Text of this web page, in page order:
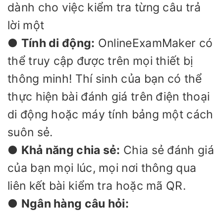
dành cho việc kiểm tra từng câu trả
lời một
● Tính di động: OnlineExamMaker có
thể truy cập được trên mọi thiết bị
thông minh! Thí sinh của bạn có thể
thực hiện bài đánh giá trên điện thoại
di động hoặc máy tính bảng một cách
suôn sẻ.
● Khả năng chia sẻ: Chia sẻ đánh giá
của bạn mọi lúc, mọi nơi thông qua
liên kết bài kiểm tra hoặc mã QR.
● Ngân hàng câu hỏi: